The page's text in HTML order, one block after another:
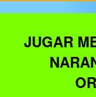
JUGAR